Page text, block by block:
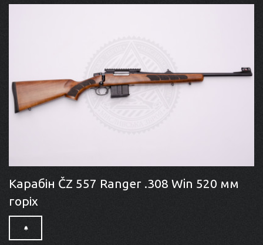
Карабін ČZ 557 Ranger .308 Win 520 мм
горіх